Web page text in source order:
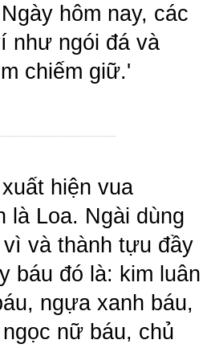
hôm nay, các
như ngói đá và
chiếm giữ.'
hiện vua
là Loa. Ngài dùng
và thành tựu đầy
báu đó là: kim luân
ngựa xanh báu,
nữ báu, chủ